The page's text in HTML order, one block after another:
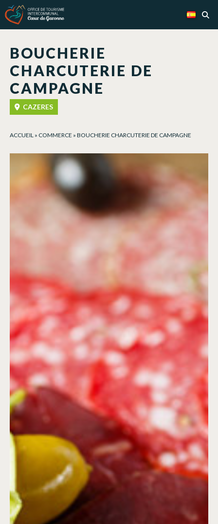
BOUCHERIE
CHARCUTERIE DE
CAMPAGNE
CAZERES
ACCUEIL » COMMERCE » BOUCHERIE CHARCUTERIE DE CAMPAGNE
Panel de gestión de cookies